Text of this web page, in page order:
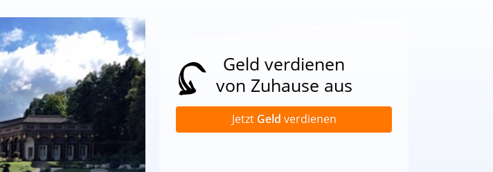
Geld verdienen
von Zuhause aus
Jetzt Geld verdienen